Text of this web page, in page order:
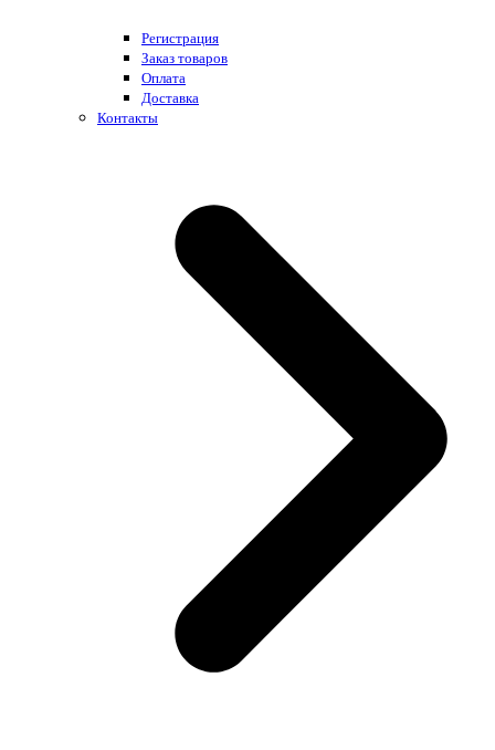
Регистрация
Заказ товаров
Оплата
Доставка
Контакты